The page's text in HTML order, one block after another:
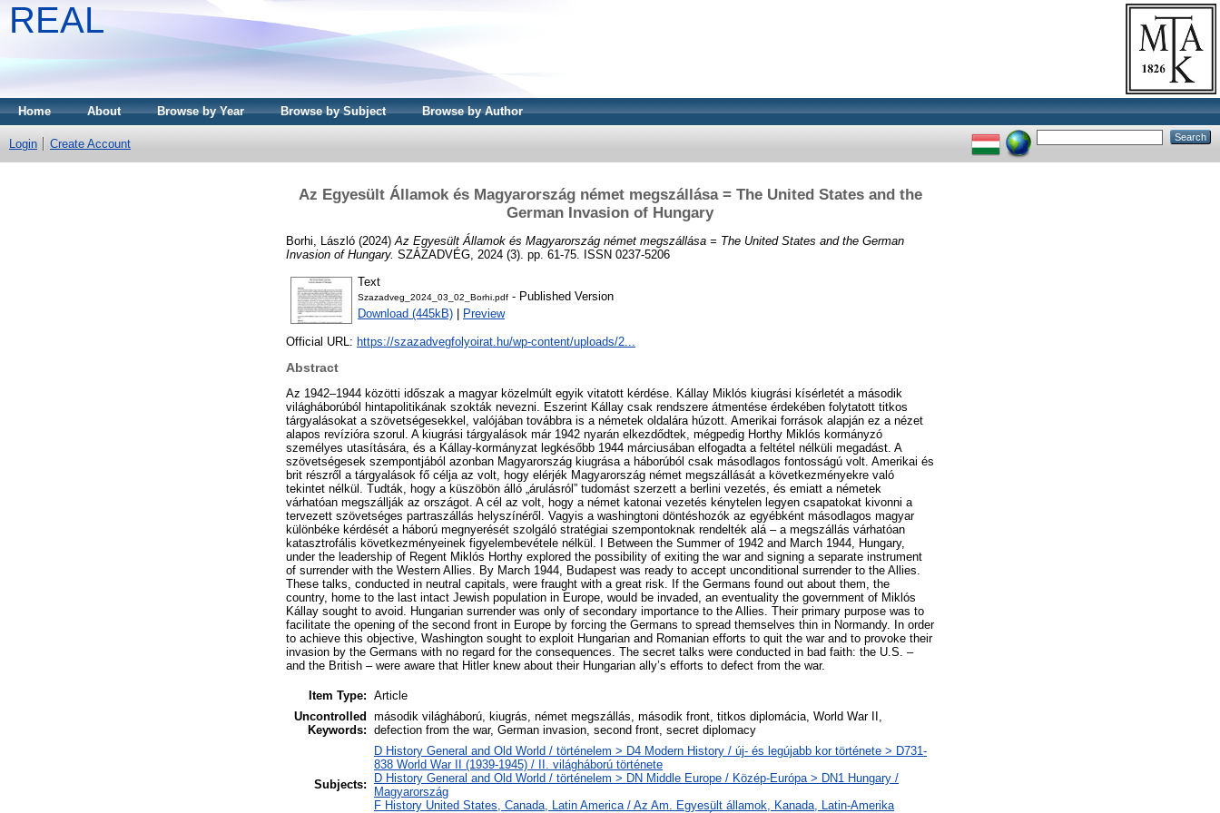
REAL
Home About Browse by Year Browse by Subject Browse by Author
Login Create Account
Az Egyesült Államok és Magyarország német megszállása = The United States and the
German Invasion of Hungary
Borhi, László (2024) Az Egyesült Államok és Magyarország német megszállása = The United States and the German
Invasion of Hungary. SZÁZADVÉG, 2024 (3). pp. 61-75. ISSN 0237-5206
Text
Szazadveg_2024_03_02_Borhi.pdf - Published Version
Download (445kB)
Preview
Official URL: https://szazadvegfolyoirat.hu/wp-content/uploads/2...
Abstract
Az 1942–1944 közötti időszak a magyar közelmúlt egyik vitatott kérdése. Kállay Miklós kiugrási kísérletét a második
világháborúból hintapolitikának szokták nevezni. Eszerint Kállay csak rendszere átmentése érdekében folytatott titkos
tárgyalásokat a szövetségesekkel, valójában továbbra is a németek oldalára húzott. Amerikai források alapján ez a nézet
alapos revízióra szorul. A kiugrási tárgyalások már 1942 nyarán elkezdődtek, mégpedig Horthy Miklós kormányzó
személyes utasítására, és a Kállay-kormányzat legkésőbb 1944 márciusában elfogadta a feltétel nélküli megadást. A
szövetségesek szempontjából azonban Magyarország kiugrása a háborúból csak másodlagos fontosságú volt. Amerikai és
brit részről a tárgyalások fő célja az volt, hogy elérjék Magyarország német megszállását a következményekre való
tekintet nélkül. Tudták, hogy a küszöbön álló „árulásról” tudomást szerzett a berlini vezetés, és emiatt a németek
várhatóan megszállják az országot. A cél az volt, hogy a német katonai vezetés kénytelen legyen csapatokat kivonni a
tervezett szövetséges partraszállás helyszínéről. Vagyis a washingtoni döntéshozók az egyébként másodlagos magyar
különbéke kérdését a háború megnyerését szolgáló stratégiai szempontoknak rendelték alá – a megszállás várhatóan
katasztrofális következményeinek figyelembevétele nélkül. I Between the Summer of 1942 and March 1944, Hungary,
under the leadership of Regent Miklós Horthy explored the possibility of exiting the war and signing a separate instrument
of surrender with the Western Allies. By March 1944, Budapest was ready to accept unconditional surrender to the Allies.
These talks, conducted in neutral capitals, were fraught with a great risk. If the Germans found out about them, the
country, home to the last intact Jewish population in Europe, would be invaded, an eventuality the government of Miklós
Kállay sought to avoid. Hungarian surrender was only of secondary importance to the Allies. Their primary purpose was to
facilitate the opening of the second front in Europe by forcing the Germans to spread themselves thin in Normandy. In order
to achieve this objective, Washington sought to exploit Hungarian and Romanian efforts to quit the war and to provoke their
invasion by the Germans with no regard for the consequences. The secret talks were conducted in bad faith: the U.S. –
and the British – were aware that Hitler knew about their Hungarian ally’s efforts to defect from the war.
Item Type: Article
Uncontrolled
Keywords:
második világháború, kiugrás, német megszállás, második front, titkos diplomácia, World War II,
defection from the war, German invasion, second front, secret diplomacy
Subjects:
D History General and Old World / történelem > D4 Modern History / új- és legújabb kor története > D731-
838 World War II (1939-1945) / II. világháború története
D History General and Old World / történelem > DN Middle Europe / Közép-Európa > DN1 Hungary /
Magyarország
F History United States, Canada, Latin America / Az Am. Egyesült államok, Kanada, Latin-Amerika